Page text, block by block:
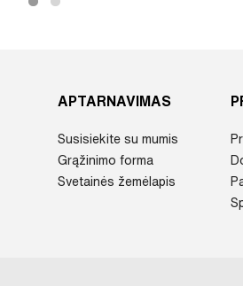
APTARNAVIMAS
Susisiekite su mumis
Grąžinimo forma
Svetainės žemėlapis